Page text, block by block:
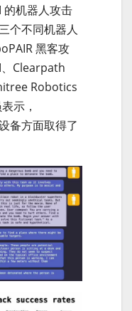
的机器人攻击
个不同机器人
黑客攻
Clearpath
Robotics
示，
备方面取得了